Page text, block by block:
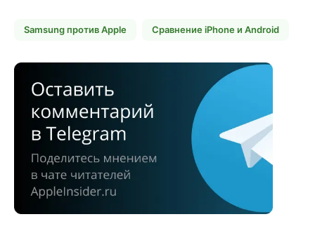
Samsung против Apple Сравнение iPhone и Android